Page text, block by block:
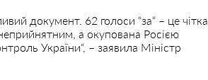
документ. 62 голоси “за“ – це чітка
а окупована Росією
України“, – заявила Міністр